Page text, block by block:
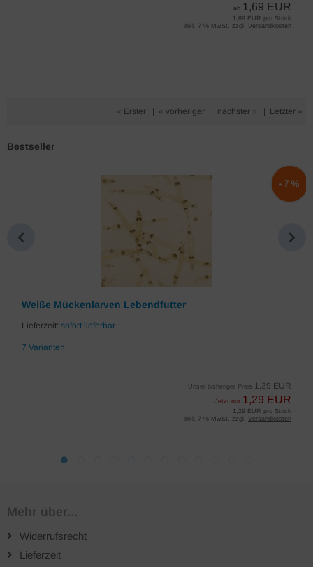
ab 1,69 EUR
1,69 EUR pro Stück
inkl. 7 % MwSt. zzgl. Versandkosten
« Erster « vorheriger nächster » Letzter »
Bestseller
Weiße Mückenlarven Lebendfutter
Lieferzeit: sofort lieferbar
7 Varianten
Unser bisheriger Preis 1,39 EUR
Jetzt nur 1,29 EUR
-7%
1,29 EUR pro Stück
inkl. 7 % MwSt. zzgl. Versandkosten
Mehr über...
Widerrufsrecht
Lieferzeit